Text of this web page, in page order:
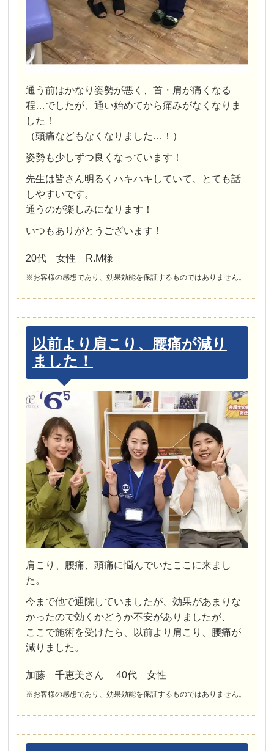
通う前はかなり姿勢が悪く、首・肩が痛くなる
程…でしたが、通い始めてから痛みがなくなりま
した！
（頭痛などもなくなりました…！）
姿勢も少しずつ良くなっています！
先生は皆さん明るくハキハキしていて、とても話
しやすいです。
通うのが楽しみになります！
いつもありがとうございます！
20代 女性 R.M様
※お客様の感想であり、効果効能を保証するものではありません。
以前より肩こり、腰痛が減り
ました！
肩こり、腰痛、頭痛に悩んでいたここに来まし
た。
今まで他で通院していましたが、効果があまりな
かったので効くかどうか不安がありましたが、
ここで施術を受けたら、以前より肩こり、腰痛が
減りました。
加藤 千恵美さん 40代 女性
※お客様の感想であり、効果効能を保証するものではありません。